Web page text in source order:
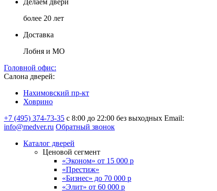
Делаем двери
более 20 лет
Доставка
Лобня и МО
Головной офис:
Салона дверей:
Нахимовский пр-кт
Ховрино
+7 (495) 374-73-35 с 8:00 до 22:00 без выходных Email:
info@medver.ru Обратный звонок
Каталог дверей
Ценовой сегмент
«Эконом» от 15 000 р
«Престиж»
«Бизнес» до 70 000 р
«Элит» от 60 000 р